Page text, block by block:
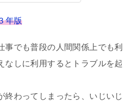
年版
事でも普段の人間関係上でも利
なしに利用するとトラブルを起
終わってしまったら、いじいじ